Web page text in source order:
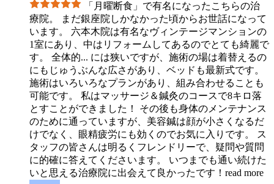
「月曜断食」で有名になったこちらの治
療院。 まだ銀座院しかなかった頃からお世話になって
います。 六本木院は有名なヴィンテージマンションの
1室にあり、中はリフォームしてあるのでとても綺麗で
す。 全体的... には狭いですが、施術の場は着替えるの
にもじゅうぶんな広さがあり、ベッドも最新式です。
施術はいろいろなプランがあり、組み合わせることも
可能です。 私はマッサージ＆鍼灸のコースで8キロ落
とすことができました！ その後も身体のメンテナンス
のために通っていますが、美容鍼は顔が小さくなるだ
けでなく、眼精疲労にも効くのでお気に入りです。 ス
タッフの皆さんは明るくフレンドリーで、疑問や質問
に的確に答えてくださいます。 いつまでも通い続けた
いと思える治療院に出会えて良かったです！ read more